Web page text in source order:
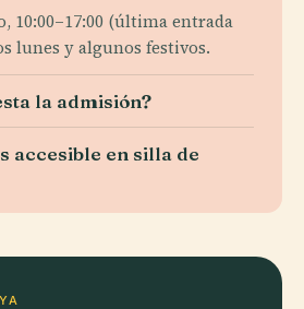
10:00–17:00 (última entrada
lunes y algunos festivos.
la admisión?
accesible en silla de